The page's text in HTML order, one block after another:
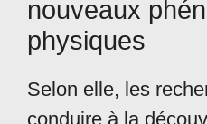
nouveaux
physiques
Selon elle, les
conduire à la